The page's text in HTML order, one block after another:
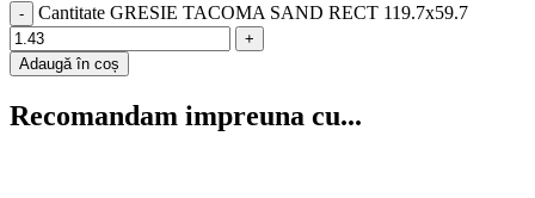
Cantitate GRESIE TACOMA SAND RECT 119.7x59.7
Adaugă în coș
Recomandam impreuna cu...